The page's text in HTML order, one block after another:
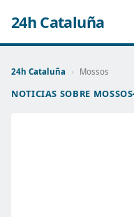
24h Cataluña
24h Cataluña › Mossos
NOTICIAS SOBRE MOSSOS